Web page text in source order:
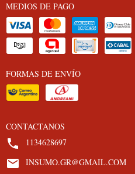
MEDIOS DE PAGO
FORMAS DE ENVÍO
CONTACTANOS
1134628697
INSUMO.GR@GMAIL.COM